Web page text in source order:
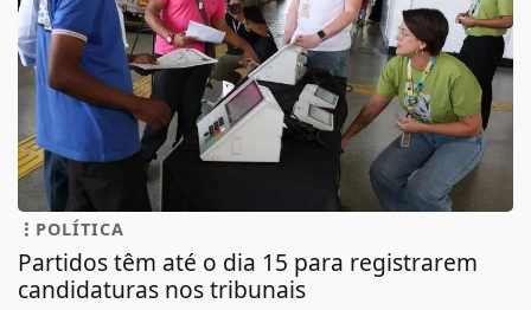
POLÍTICA
Partidos têm até o dia 15 para registrarem
candidaturas nos tribunais